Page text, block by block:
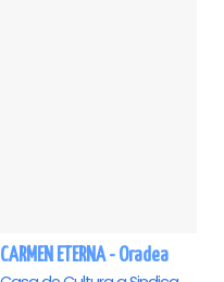
CARMEN ETERNA - Oradea